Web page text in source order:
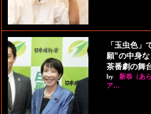
「玉虫色」
願”の中身
茶番劇の舞
by
新恭（あ
ア…